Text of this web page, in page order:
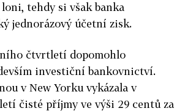
tehdy si však banka
jednorázový účetní zisk.
čtvrtletí dopomohlo
investiční bankovnictví.
v New Yorku vykázala v
čisté příjmy ve výši 29 centů za